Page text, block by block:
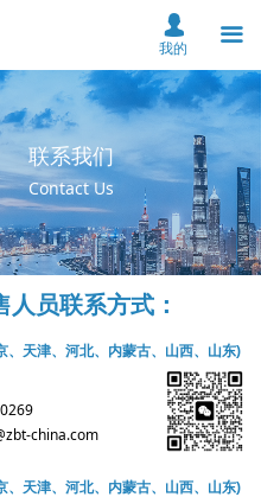
끀
넙
我的
联系我们
Contact Us
人员联系方式：
china.com
、天津、河北、内蒙古、山西、山东)
、天津、河北、内蒙古、山西、山东)